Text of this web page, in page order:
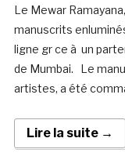
Le Mewar
manuscrits
ligne gr ce à un
de Mumbai. Le
artistes, a été
Lire la suite →